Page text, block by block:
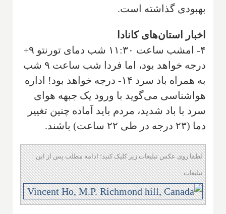
بهبودی گذاشته است.
اخبار استان‌های کانادا
۴- امشب ساعت ۱۱:۳۰ شب دمای تورنتو ۹+
درجه خواهد بود، اما فردا شب ساعت ۹ شب
به همراه باد سرد ۱۴- درجه خواهد بود! اداره
هواشناسی می‌گوید با ورود یک جبهه هوای
سرد با باد شدید، مردم باید آماده چنین تغییر
دما (۲۳ درجه در طی ۲۲ ساعت) باشند.
لطفا روی عکس تبلیغات زیر کلیک کنید؛ ادامه مطلب پس از این
تبلیغات